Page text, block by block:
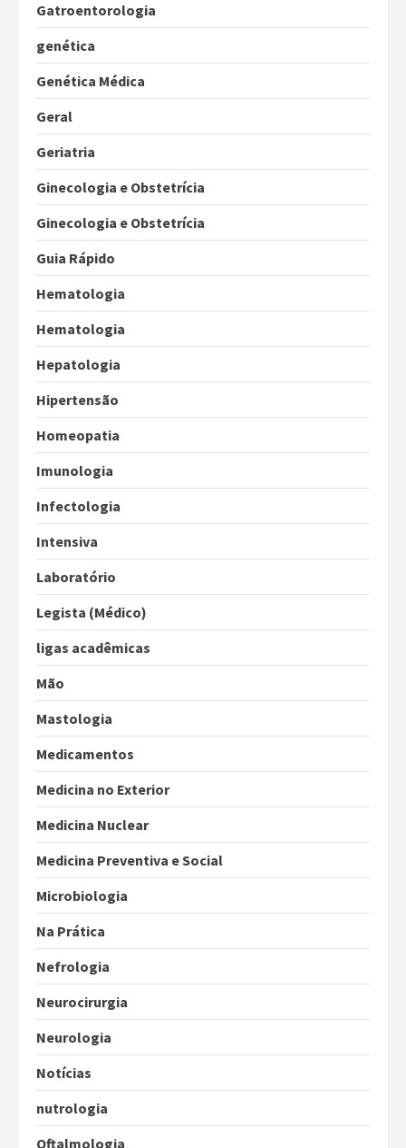
Gatroentorologia
genética
Genética Médica
Geral
Geriatria
Ginecologia e Obstetrícia
Ginecologia e Obstetrícia
Guia Rápido
Hematologia
Hematologia
Hepatologia
Hipertensão
Homeopatia
Imunologia
Infectologia
Intensiva
Laboratório
Legista (Médico)
ligas acadêmicas
Mão
Mastologia
Medicamentos
Medicina no Exterior
Medicina Nuclear
Medicina Preventiva e Social
Microbiologia
Na Prática
Nefrologia
Neurocirurgia
Neurologia
Notícias
nutrologia
Oftalmologia